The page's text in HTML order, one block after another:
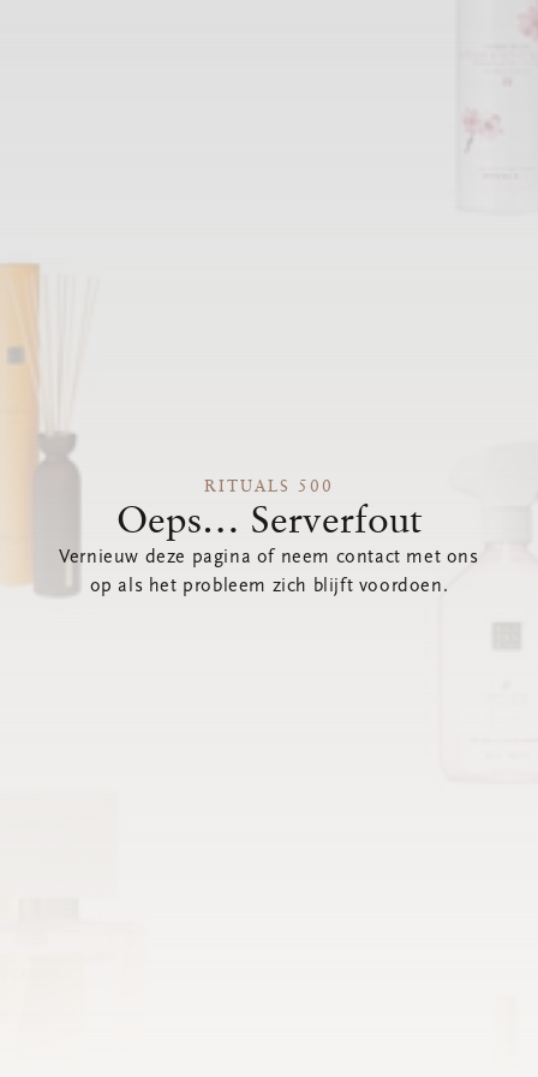
RITUALS 500
Oeps… Serverfout
Vernieuw deze pagina of neem contact met ons
op als het probleem zich blijft voordoen.